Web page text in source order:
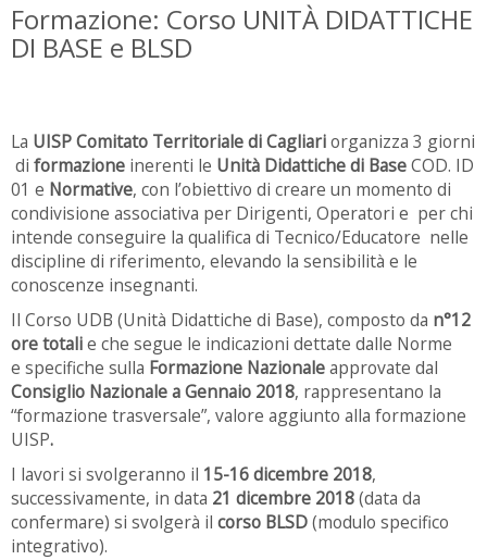
Formazione: Corso UNITÀ DIDATTICHE
DI BASE e BLSD
La UISP Comitato Territoriale di Cagliariorganizza 3 giorni
di formazione inerenti le Unità Didattiche di BaseCOD. ID
01 e Normative, con l’obiettivo di creare un momento di
condivisione associativa per Dirigenti, Operatori e per chi
intende conseguire la qualifica di Tecnico/Educatore nelle
discipline di riferimento, elevando la sensibilità e le
conoscenze insegnanti.
Il Corso UDB (Unità Didattiche di Base), composto da n°12
ore totalie che segue le indicazioni dettate dalle Norme
e specifiche sulla Formazione Nazionaleapprovate dal
Consiglio Nazionale a Gennaio 2018, rappresentano la
“formazione trasversale”, valore aggiunto alla formazione
UISP.
I lavori si svolgeranno il 15-16 dicembre 2018,
successivamente, in data 21 dicembre 2018(data da
confermare) si svolgerà il corso BLSD(modulo specifico
integrativo).